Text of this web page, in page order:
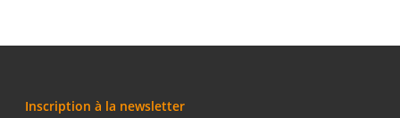
Inscription à la newsletter